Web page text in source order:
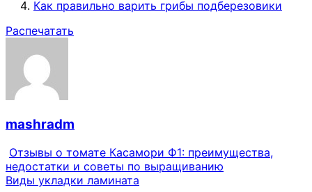
Как правильно варить грибы подберезовики
Распечатать
mashradm
Отзывы о томате Касамори Ф1: преимущества,
недостатки и советы по выращиванию
Виды укладки ламината